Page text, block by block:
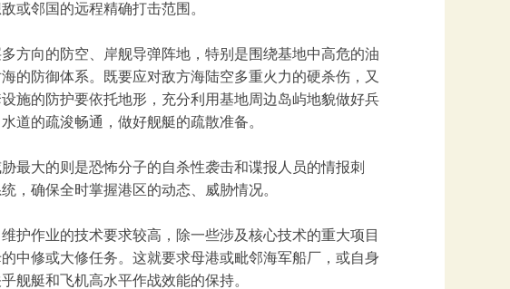
或邻国的远程精确打击范围。
方向的防空、岸舰导弹阵地，特别是围绕基地中高危的油
的防御体系。既要应对敌方海陆空多重火力的硬杀伤，又
施的防护要依托地形，充分利用基地周边岛屿地貌做好兵
道的疏浚畅通，做好舰艇的疏散准备。
最大的则是恐怖分子的自杀性袭击和谍报人员的情报刺
，确保全时掌握港区的动态、威胁情况。
护作业的技术要求较高，除一些涉及核心技术的重大项目
中修或大修任务。这就要求母港或毗邻海军船厂，或自身
舰艇和飞机高水平作战效能的保持。